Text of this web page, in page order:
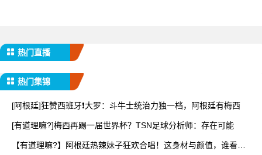
热门直播
热门集锦
[阿根廷]狂赞西班牙❗大罗：斗牛士统治力独一档，阿根廷有梅西
[有道理嘛?]梅西再踢一届世界杯？TSN足球分析师：存在可能
【有道理嘛?】阿根廷热辣妹子狂欢合唱！这身材与颜值，谁看了